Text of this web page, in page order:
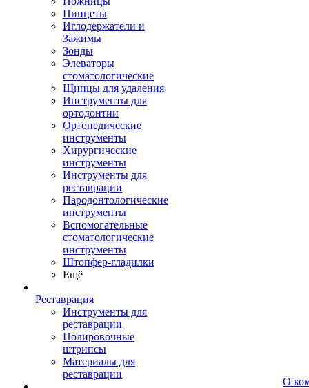
Пинцеты
Иглодержатели и
Зажимы
Зонды
Элеваторы
стоматологические
Щипцы для удаления
Инструменты для
ортодонтии
Ортопедические
инструменты
Хирургические
инструменты
Инструменты для
реставрации
Пародонтологические
инструменты
Вспомогательные
стоматологические
инструменты
Штопфер-гладилки
Ещё
Реставрация
Инструменты для
реставрации
Полировочные
штрипсы
Материалы для
реставрации
О